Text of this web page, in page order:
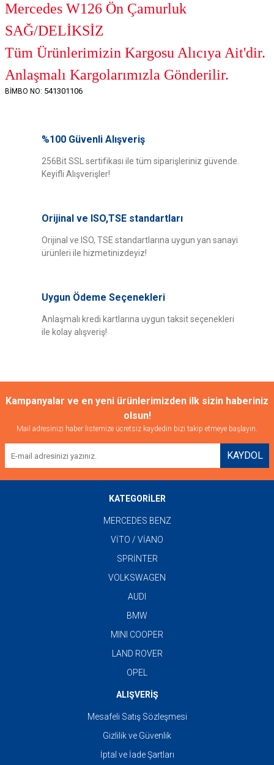
Mercedes W126 Ön Çamurluk
SAĞ/DELİKSİZ
Tüm Ürünlerimizin Kargosu Alıcıya Ait'dir.
Anlaşmalı Kargolarımızla Gönderilir.
BİMBO NO: 541301106
Bu ürüne ilk yorumu siz yapın!
yetersiz gördüğünüz noktaları öneri formunu kullanarak tarafımıza
iletebilirsiniz.
Görüş ve önerileriniz için teşekkür ederiz.
Ürün bilgilerinde hatalar bulunuyor.
Ürün fiyatı diğer sitelerden daha pahalı.
Bu ürüne benzer farklı alternatifler olmalı.
%100 Güvenli Alışveriş
256Bit SSL sertifikası ile tüm siparişleriniz güvende.
Keyifli Alışverişler!
Orijinal ve ISO,TSE standartları
Orijinal ve ISO, TSE standartlarına uygun yan sanayi
ürünleri ile hizmetinizdeyiz!
Uygun Ödeme Seçenekleri
Anlaşmalı kredi kartlarına uygun taksit seçenekleri
ile kolay alışveriş!
Kampanyalar ve en yeni ürünlerimizden ilk sizin haberiniz
olsun!
Mail adresinizi haber listemize ücretsiz kaydedin bizi takip etmeye başlayın.
KAYDOL
KATEGORİLER
MERCEDES BENZ
VİTO / VİANO
SPRİNTER
VOLKSWAGEN
AUDI
BMW
MINI COOPER
LAND ROVER
OPEL
ALIŞVERİŞ
Mesafeli Satış Sözleşmesi
Gizlilik ve Güvenlik
İptal ve İade Şartları